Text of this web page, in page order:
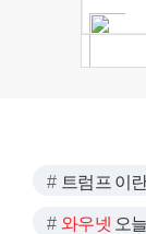
트럼프 이
와우넷 오